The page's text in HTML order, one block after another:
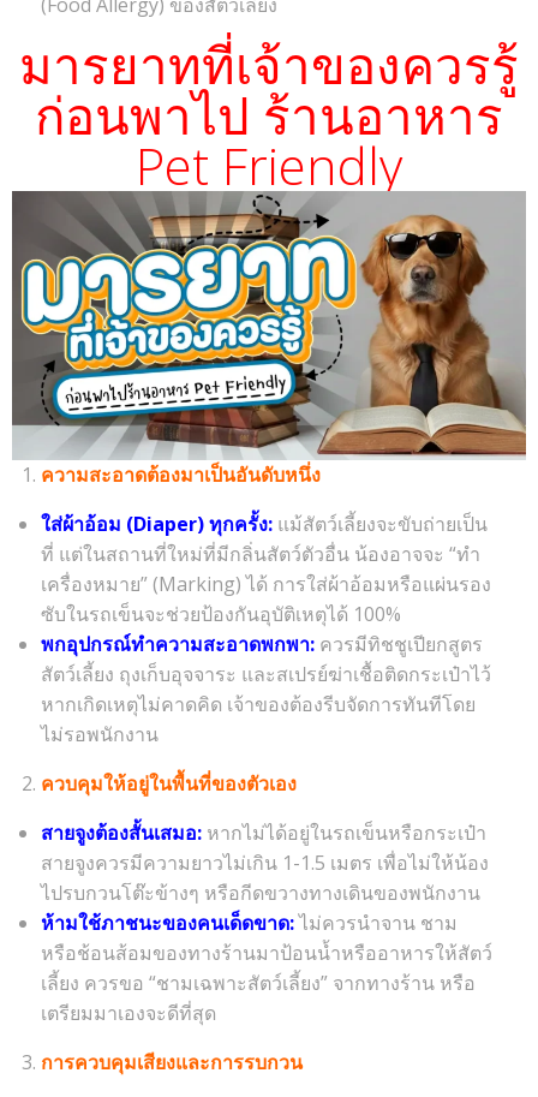
มารยาทที่เจ้าของควรรู้
ก่อนพาไป ร้านอาหาร
Pet Friendly
ความสะอาดต้องมาเป็นอันดับหนึ่ง
ใส่ผ้าอ้อม (Diaper) ทุกครั้ง: แม้สัตว์เลี้ยงจะขับถ่ายเป็น
ที่ แต่ในสถานที่ใหม่ที่มีกลิ่นสัตว์ตัวอื่น น้องอาจจะ “ทำ
เครื่องหมาย” (Marking) ได้ การใส่ผ้าอ้อมหรือแผ่นรอง
ซับในรถเข็นจะช่วยป้องกันอุบัติเหตุได้ 100%
พกอุปกรณ์ทำความสะอาดพกพา: ควรมีทิชชูเปียกสูตร
สัตว์เลี้ยง ถุงเก็บอุจจาระ และสเปรย์ฆ่าเชื้อติดกระเป๋าไว้
หากเกิดเหตุไม่คาดคิด เจ้าของต้องรีบจัดการทันทีโดย
ไม่รอพนักงาน
ควบคุมให้อยู่ในพื้นที่ของตัวเอง
สายจูงต้องสั้นเสมอ: หากไม่ได้อยู่ในรถเข็นหรือกระเป๋า
สายจูงควรมีความยาวไม่เกิน 1-1.5 เมตร เพื่อไม่ให้น้อง
ไปรบกวนโต๊ะข้างๆ หรือกีดขวางทางเดินของพนักงาน
ห้ามใช้ภาชนะของคนเด็ดขาด:ไม่ควรนำจาน ชาม
หรือช้อนส้อมของทางร้านมาป้อนน้ำหรืออาหารให้สัตว์
เลี้ยง ควรขอ “ชามเฉพาะสัตว์เลี้ยง” จากทางร้าน หรือ
เตรียมมาเองจะดีที่สุด
การควบคุมเสียงและการรบกวน